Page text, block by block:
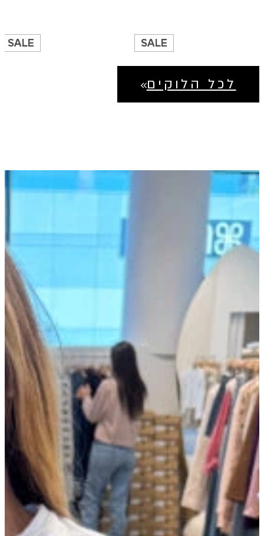
SALE
SALE
לכל הלוקים